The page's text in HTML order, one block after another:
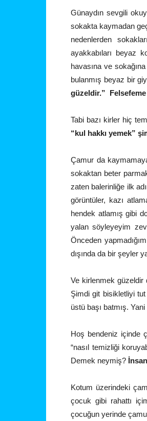
Günaydın sevgili
sokakta kaymadan
nedenlerden
ayakkabıları beyaz
havasına ve
bulanmış beyaz bir
güzeldir.”
Tabi bazı kirler hiç
“kul hakkı yemek”
Çamur da
sokaktan beter
zaten balerinliğe ilk
görüntüler, kazı
hendek atlamış gibi
yalan söyleyeyim
Önceden
dışında da bir şeyler
Ve kirlenmek güzeldir
Şimdi git bisikletliyi
üstü başı batmış.
Hoş bendeniz içinde
“nasıl temizliği
Demek neymiş?
Kotum üzerindeki
çocuk gibi rahattı
çocuğun yerinde